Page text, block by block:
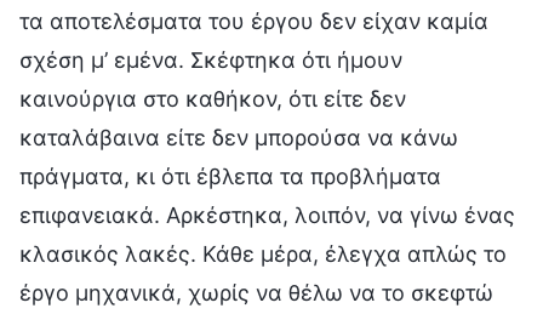
τα αποτελέσματα του έργου δεν είχαν καμία
σχέση μ’ εμένα. Σκέφτηκα ότι ήμουν
καινούργια στο καθήκον, ότι είτε δεν
καταλάβαινα είτε δεν μπορούσα να κάνω
πράγματα, κι ότι έβλεπα τα προβλήματα
επιφανειακά. Αρκέστηκα, λοιπόν, να γίνω ένας
κλασικός λακές. Κάθε μέρα, έλεγχα απλώς το
έργο μηχανικά, χωρίς να θέλω να το σκεφτώ